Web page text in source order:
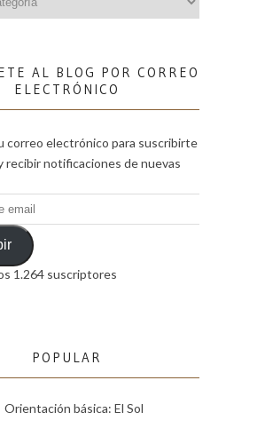
AL BLOG POR CORREO
ELECTRÓNICO
correo electrónico para suscribirte
recibir notificaciones de nuevas
1.264 suscriptores
POPULAR
Orientación básica: El Sol